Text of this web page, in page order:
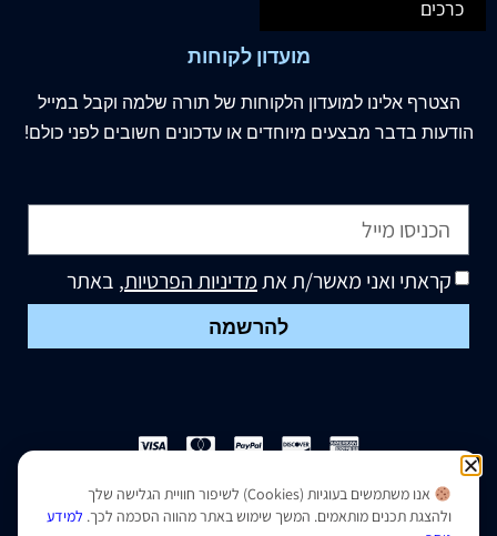
כרכים
מועדון לקוחות
הצטרף אלינו למועדון הלקוחות של תורה שלמה וקבל במייל
הודעות בדבר מבצעים מיוחדים או עדכונים חשובים לפני כולם!
קראתי ואני מאשר/ת אתמדיניות הפרטיות, באתר
להרשמה
הצהרת נגישות|מדיניות פרטיות
אנו משתמשים בעוגיות (Cookies) לשיפור חוויית הגלישה שלך
ולהצגת תכנים מותאמים. המשך שימוש באתר מהווה הסכמה לכך. למידע